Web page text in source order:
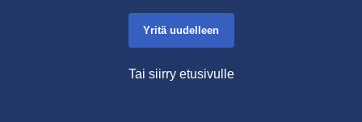
Yritä uudelleen
Tai siirry etusivulle